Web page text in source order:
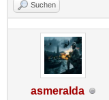
Suchen
asmeralda